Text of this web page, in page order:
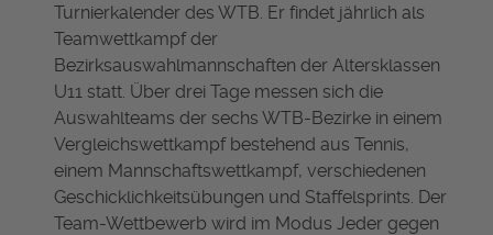
Turnierkalender des WTB. Er findet jährlich als
Teamwettkampf der
Bezirksauswahlmannschaften der Altersklassen
U11 statt. Über drei Tage messen sich die
Auswahlteams der sechs WTB-Bezirke in einem
Vergleichswettkampf bestehend aus Tennis,
einem Mannschaftswettkampf, verschiedenen
Geschicklichkeitsübungen und Staffelsprints. Der
Team-Wettbewerb wird im Modus Jeder gegen